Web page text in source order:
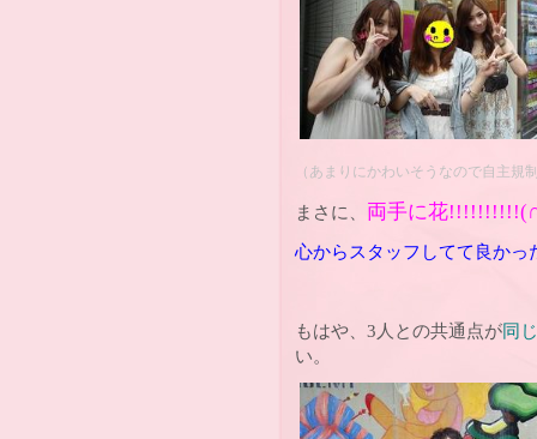
（あまりにかわいそうなので自主規
まさに、 両手に花!!!!!!!!!!
心からスタッフしてて良か
もはや、3人との共通点が同
い。